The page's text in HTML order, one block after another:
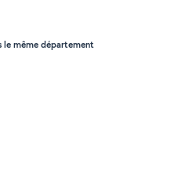
le même département